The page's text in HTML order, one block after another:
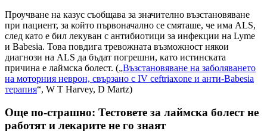
Проучване на казус съобщава за значително възстановяване
при пациент, за който първоначално се смяташе, че има ALS,
след като е бил лекуван с антибиотици за инфекции на Lyme
и Babesia. Това повдига тревожната възможност някои
диагнози на ALS да бъдат погрешни, като истинската
причина е лаймска болест. („Възстановяване на заболяването
на моторния неврон, свързано с IV ceftriaxone и анти-Babesia
терапия“, W T Harvey, D Martz)
Още по-страшно: Тестовете за лаймска болест не
работят и лекарите не го знаят